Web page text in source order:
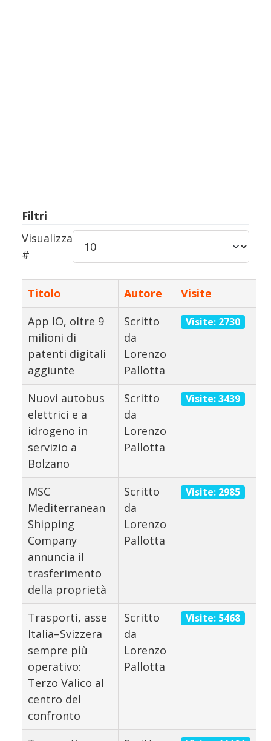
Filtri
Visualizza
#
Titolo Autore
Visite
App IO, oltre 9
milioni di
patenti digitali
aggiunte
Scritto
da
Lorenzo
Pallotta
Visite: 2730
Nuovi autobus
elettrici e a
idrogeno in
servizio a
Bolzano
Scritto
da
Lorenzo
Pallotta
Visite: 3439
MSC
Mediterranean
Shipping
Company
annuncia il
trasferimento
della proprietà
Scritto
da
Lorenzo
Pallotta
Visite: 2985
Trasporti, asse
Italia–Svizzera
sempre più
operativo:
Terzo Valico al
centro del
confronto
Scritto
da
Lorenzo
Pallotta
Visite: 5468